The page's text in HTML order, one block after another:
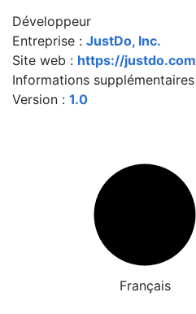
Développeur
Entreprise : JustDo, Inc.
Site web : https://justdo.com
Informations supplémentaires
Version : 1.0
Français